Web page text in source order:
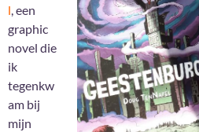
l, een
graphic
novel die
ik
tegenkw
am bij
mijn